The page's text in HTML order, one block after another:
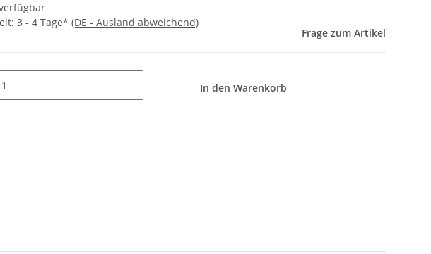
3 - 4 Tage* (DE - Ausland abweichend)
Frage zum Artikel
In den Warenkorb